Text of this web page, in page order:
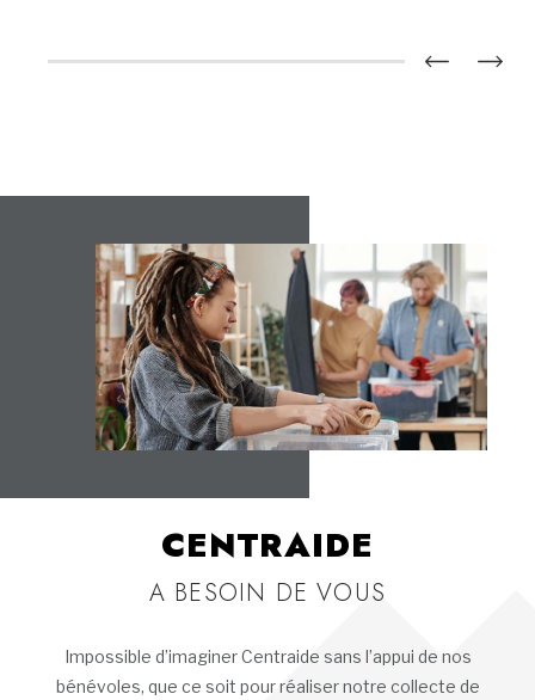
CENTRAIDE
A BESOIN DE VOUS
Impossible d’imaginer Centraide sans l’appui de nos
bénévoles, que ce soit pour réaliser notre collecte de